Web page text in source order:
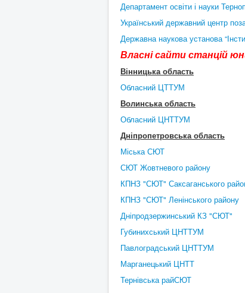
Департамент освіти і науки
Український державний центр
Державна наукова установа
Власні сайти станцій
Вінницька область
Обласний ЦТТУМ
Волинська область
Обласний ЦНТТУМ
Дніпропетровська область
Міська СЮТ
СЮТ Жовтневого району
КПНЗ "СЮТ" Саксаганського
КПНЗ "СЮТ" Ленінського району
Дніпродзержинський КЗ "СЮТ"
Губинихський ЦНТТУМ
Павлоградський ЦНТТУМ
Марганецький ЦНТТ
Тернівська райСЮТ